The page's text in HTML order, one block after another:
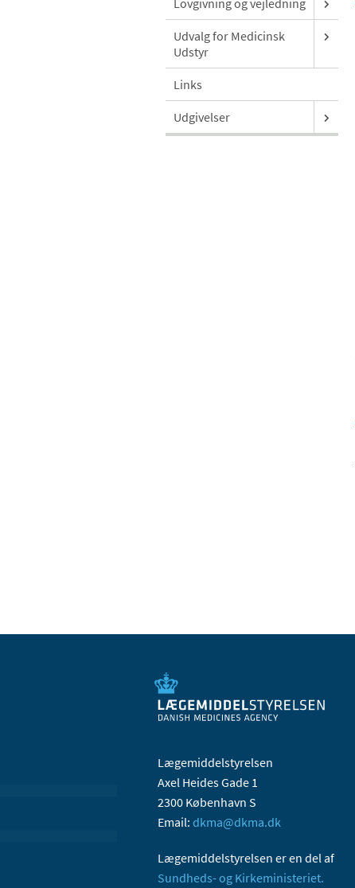
Lovgivning og vejledning
Udvalg for Medicinsk
Udstyr
Links
Udgivelser
Lægemiddelstyrelsen
Axel Heides Gade 1
2300 København S
Email: dkma@dkma.dk
Lægemiddelstyrelsen er en del af
Sundheds- og Kirkeministeriet.